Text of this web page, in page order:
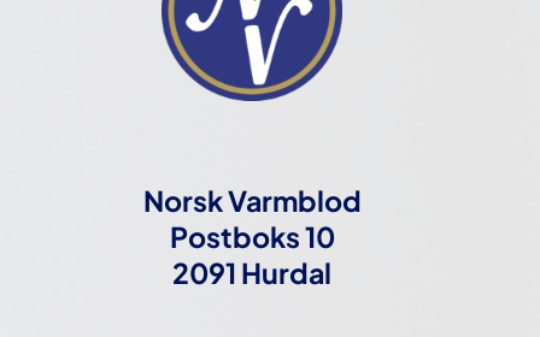
Norsk Varmblod
Postboks 10
2091 Hurdal